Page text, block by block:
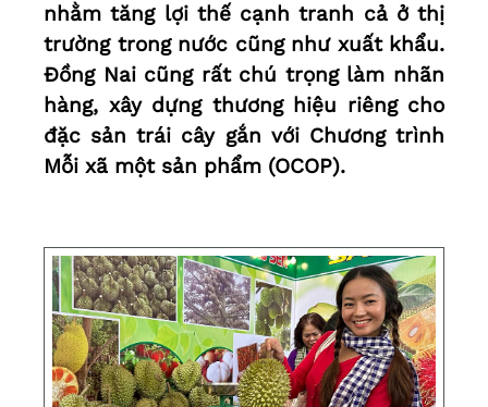
nhằm tăng lợi thế cạnh tranh cả ở thị
trường trong nước cũng như xuất khẩu.
Đồng Nai cũng rất chú trọng làm nhãn
hàng, xây dựng thương hiệu riêng cho
đặc sản trái cây gắn với Chương trình
Mỗi xã một sản phẩm (OCOP).